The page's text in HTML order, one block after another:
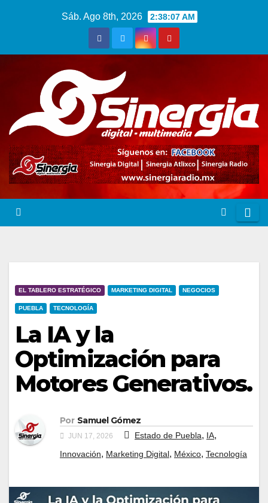
Sáb. Ago 8th, 2026 2:38:08 AM
EL TABLERO ESTRATÉGICO MARKETING DIGITAL NEGOCIOS
PUEBLA TECNOLOGÍA
La IA y la
Optimización para
Motores Generativos.
Por Samuel Gómez
JUN 17, 2026 Estado de Puebla, IA,
Innovación, Marketing Digital, México, Tecnología